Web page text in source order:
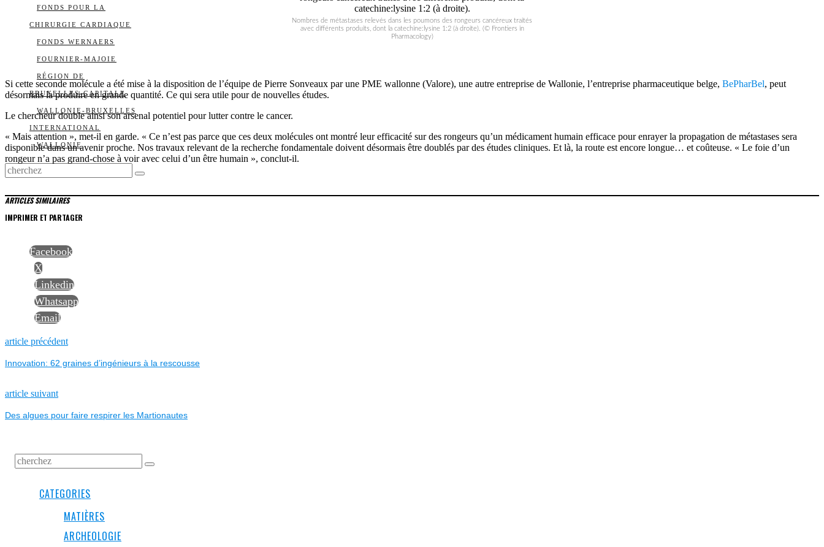
FONDS POUR LA
CHIRURGIE CARDIAQUE
FONDS WERNAERS
FOURNIER-MAJOIE
RÉGION DE
BRUXELLES-CAPITALE
WALLONIE-BRUXELLES
INTERNATIONAL
WALLONIE
Nombres de métastases relevés dans les poumons des rongeurs cancéreux traités
avec différents produits, dont la catechine:lysine 1:2 (à droite). (© Frontiers in
Pharmacology)
Si cette seconde molécule a été mise à la disposition de l’équipe de Pierre Sonveaux par une PME wallonne (Valore), une autre entreprise de Wallonie, l’entreprise pharmaceutique belge, BePharBel, peut
désormais la produire en grande quantité. Ce qui sera utile pour de nouvelles études.
Le chercheur double ainsi son arsenal potentiel pour lutter contre le cancer.
« Mais attention », met-il en garde. « Ce n’est pas parce que ces deux molécules ont montré leur efficacité sur des rongeurs qu’un médicament humain efficace pour enrayer la propagation de métastases sera
disponible dans un avenir proche. Nos travaux relevant de la recherche fondamentale doivent désormais être doublés par des études cliniques. Et là, la route est encore longue… et coûteuse. « Le foie d’un
rongeur n’a pas grand-chose à voir avec celui d’un être humain », conclut-il.
ARTICLES SIMILAIRES
IMPRIMER ET PARTAGER
Facebook
X
Linkedin
Whatsapp
Email
NAVIGATION
DE
L’ARTICLE
article précédentPrevious
Innovation: 62 graines d’ingénieurs à la rescousse
article suivantNext
Des algues pour faire respirer les Martionautes
CATEGORIES
MATIÈRES
ARCHEOLOGIE